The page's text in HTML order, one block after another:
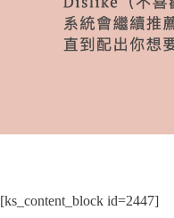
[ks_content_block id=2447]